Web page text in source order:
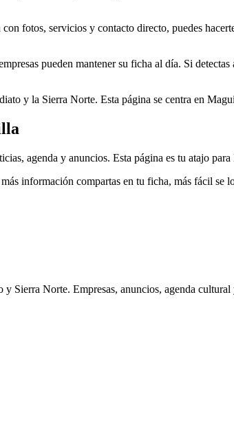
fotos, servicios y contacto directo, puedes
pueden mantener su ficha al día. Si
y la Sierra Norte. Esta página se centra en
agenda y anuncios. Esta página es tu atajo
información compartas en tu ficha, más fácil
Sierra Norte. Empresas, anuncios, agenda